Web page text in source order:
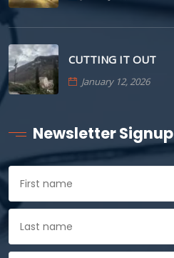
CUTTING IT OUT
January 12, 2026
Newsletter Signup